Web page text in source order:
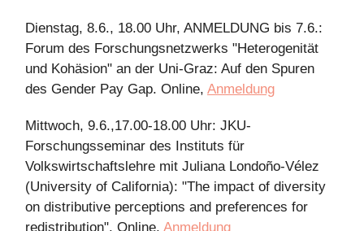
Dienstag, 8.6., 18.00 Uhr, ANMELDUNG bis 7.6.:
Forum des Forschungsnetzwerks "Heterogenität
und Kohäsion" an der Uni-Graz: Auf den Spuren
des Gender Pay Gap. Online, Anmeldung
Mittwoch, 9.6.,17.00-18.00 Uhr: JKU-
Forschungsseminar des Instituts für
Volkswirtschaftslehre mit Juliana Londoño-Vélez
(University of California): "The impact of diversity
on distributive perceptions and preferences for
redistribution". Online, Anmeldung